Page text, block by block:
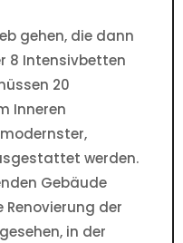
gehen, die dann
8 Intensivbetten
20
Inneren
werden.
Gebäude
der
in der